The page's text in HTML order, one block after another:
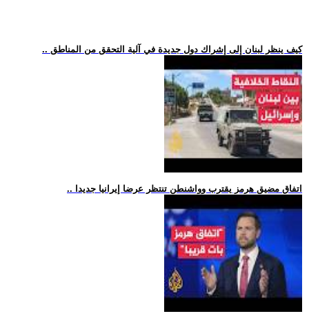
.. كيف ينظر لبنان إلى إشراك دول جديدة في آلية التحقق من المناطق
.. اتفاق مضيق هرمز يقترب وواشنطن تنتظر عرضا إيرانيا جديدا